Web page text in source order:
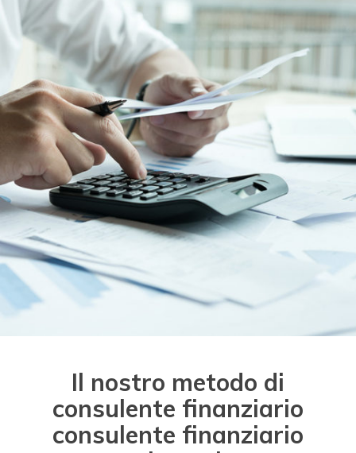
Il nostro metodo di
consulente finanziario
consulente finanziario